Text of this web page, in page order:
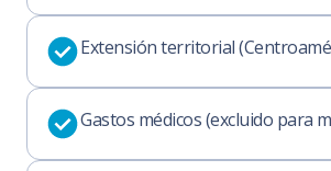
Extensión territorial
Gastos médicos (excluido para